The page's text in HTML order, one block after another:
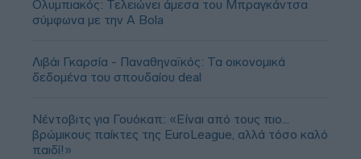
Ολυμπιακός: Τελειώνει άμεσα του Μπραγκάντσα
σύμφωνα με την A Bola
Λιβάι Γκαρσία - Παναθηναϊκός: Τα οικονομικά
δεδομένα του σπουδαίου deal
Νέντοβιτς για Γουόκαπ: «Είναι από τους πιο...
βρώμικους παίκτες της EuroLeague, αλλά τόσο καλό
παιδί!»